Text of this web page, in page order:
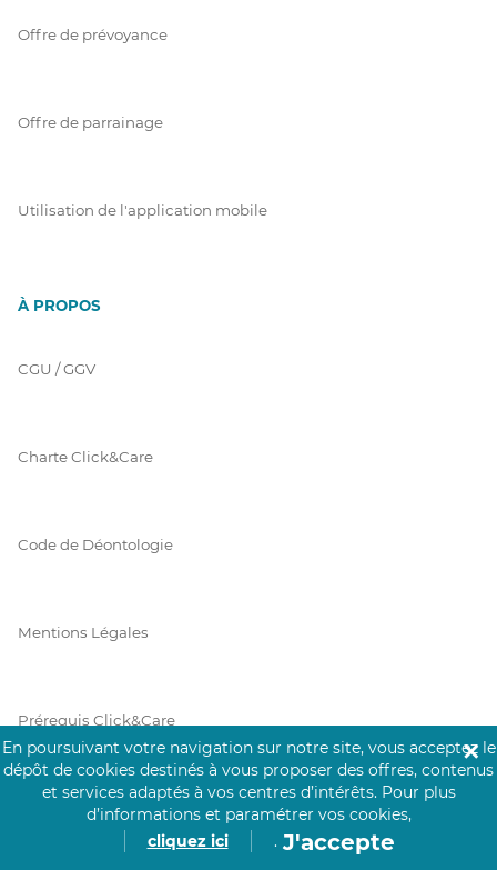
Offre de prévoyance
Offre de parrainage
Utilisation de l'application mobile
À PROPOS
CGU / GGV
Charte Click&Care
Code de Déontologie
Mentions Légales
Prérequis Click&Care
Protection des Données
En poursuivant votre navigation sur notre site, vous acceptez le
dépôt de cookies destinés à vous proposer des offres, contenus
et services adaptés à vos centres d’intérêts. Pour plus
d’informations et paramétrer vos cookies,
cliquez ici
. J'accepte
✕